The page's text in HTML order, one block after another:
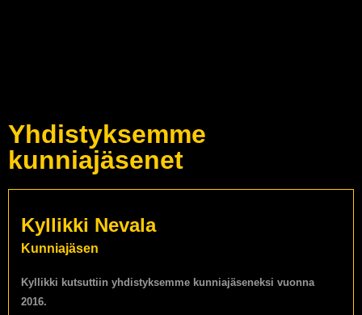
Yhdistyksemme
kunniajäsenet
Kyllikki Nevala
Kunniajäsen
Kyllikki kutsuttiin yhdistyksemme kunniajäseneksi vuonna
2016.